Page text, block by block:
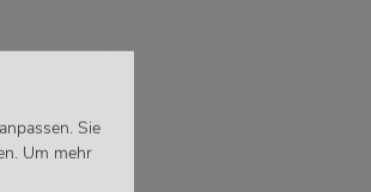
Sie
Um mehr